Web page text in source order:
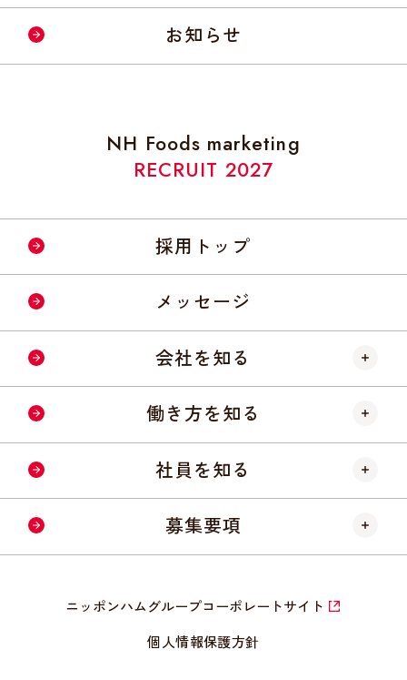
経営理念・方針
お知らせ
NH Foods marketing
RECRUIT 2027
採用トップ
メッセージ
会社を知る
ニッポンハムについて
会社概要
働き方を知る
仕事内容
研修制度
社員を知る
社員インタビュー
クロストーク
募集要項
採用募集要項
ニッポンハムグループコーポレートサイト
個人情報保護方針